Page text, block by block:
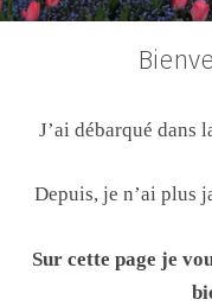
J’ai débarqué dans
Depuis, je n’ai plus
Sur cette page je